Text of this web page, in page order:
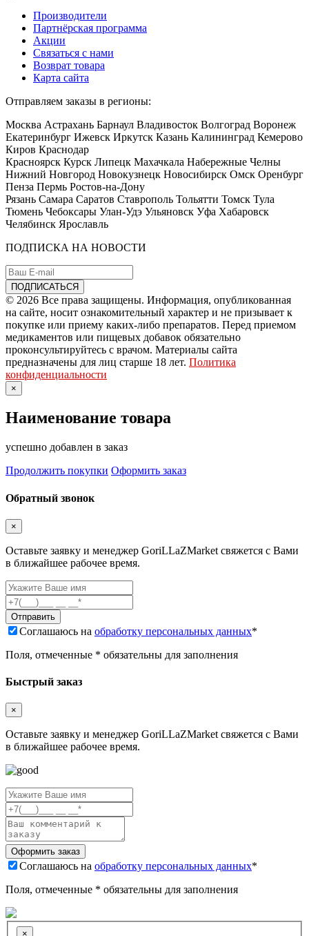
Производители
Партнёрская программа
Акции
Связаться с нами
Возврат товара
Карта сайта
Отправляем заказы в регионы:
Москва Астрахань Барнаул Владивосток Волгоград Воронеж
Екатеринбург Ижевск Иркутск Казань Калининград Кемерово
Киров Краснодар
Красноярск Курск Липецк Махачкала Набережные Челны
Нижний Новгород Новокузнецк Новосибирск Омск Оренбург
Пенза Пермь Ростов-на-Дону
Рязань Самара Саратов Ставрополь Тольятти Томск Тула
Тюмень Чебоксары Улан-Удэ Ульяновск Уфа Хабаровск
Челябинск Ярославль
ПОДПИСКА НА НОВОСТИ
© 2026 Все права защищены. Информация, опубликованная
на сайте, носит ознакомительный характер и не призывает к
покупке или приему каких-либо препаратов. Перед приемом
медикаментов или пищевых добавок обязательно
проконсультируйтесь с врачом. Материалы сайта
предназначены для лиц старше 18 лет. Политика
конфиденциальности
×
Наименование товара
успешно добавлен в заказ
Продолжить покупки Оформить заказ
Обратный звонок
×
Оставьте заявку и менеджер GoriLLaZMarket свяжется с Вами
в ближайшее рабочее время.
Соглашаюсь на обработку персональных данных*
Поля, отмеченные * обязательны для заполнения
Быстрый заказ
×
Оставьте заявку и менеджер GoriLLaZMarket свяжется с Вами
в ближайшее рабочее время.
Соглашаюсь на обработку персональных данных*
Поля, отмеченные * обязательны для заполнения
×